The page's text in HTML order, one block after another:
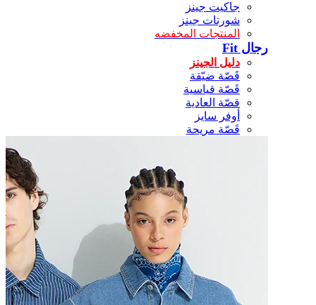
جاكيت جينز
شورتات جينز
المنتجات المخفضه
رجال Fit
دليل الجينز
قَصّة ضيّقة
قَصّة قياسية
قصّة العادية
أوفر سايز
قَصّة مريحة